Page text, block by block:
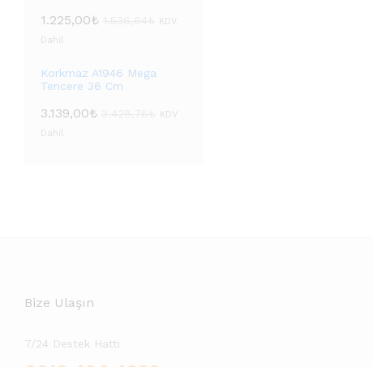
1.225,00₺
KDV
Dahil
Korkmaz A1946 Mega
Tencere 36 Cm
3.139,00₺
KDV
Dahil
Bize Ulaşın
7/24 Destek Hattı